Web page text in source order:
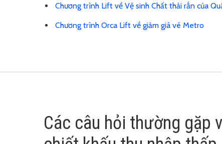
Chương trình Lift về Vệ sinh Chất thải rắn của
Chương trình Orca Lift về giảm giá vé Metro
Các câu hỏi thường gặp